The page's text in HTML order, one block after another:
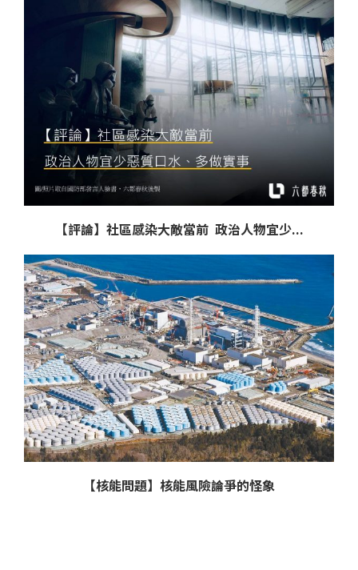
【評論】社區感染大敵當前 政治人物宜少...
【核能問題】核能風險論爭的怪象